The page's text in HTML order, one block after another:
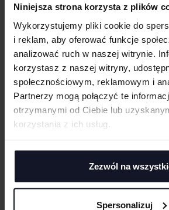
Niniejsza strona korzysta z plików
Wykorzystujemy pliki cookie do
i reklam, aby oferować funkcje
analizować ruch w naszej witrynie.
korzystasz z naszej witryny,
społecznościowym, reklamowym i
Partnerzy mogą połączyć te
otrzymanymi od Ciebie lub
korzystania z ich usług.
Zezwól na
Spersonalizuj
CERTYFIKATY
DOSTAWA I PŁATNOŚĆ
nasi specjaliści chętnie Ci